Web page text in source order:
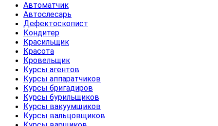
Автоматчик
Автослесарь
Дефектоскопист
Кондитер
Красильщик
Красота
Кровельщик
Курсы агентов
Курсы аппаратчиков
Курсы бригадиров
Курсы бурильщиков
Курсы вакуумщиков
Курсы вальцовщиков